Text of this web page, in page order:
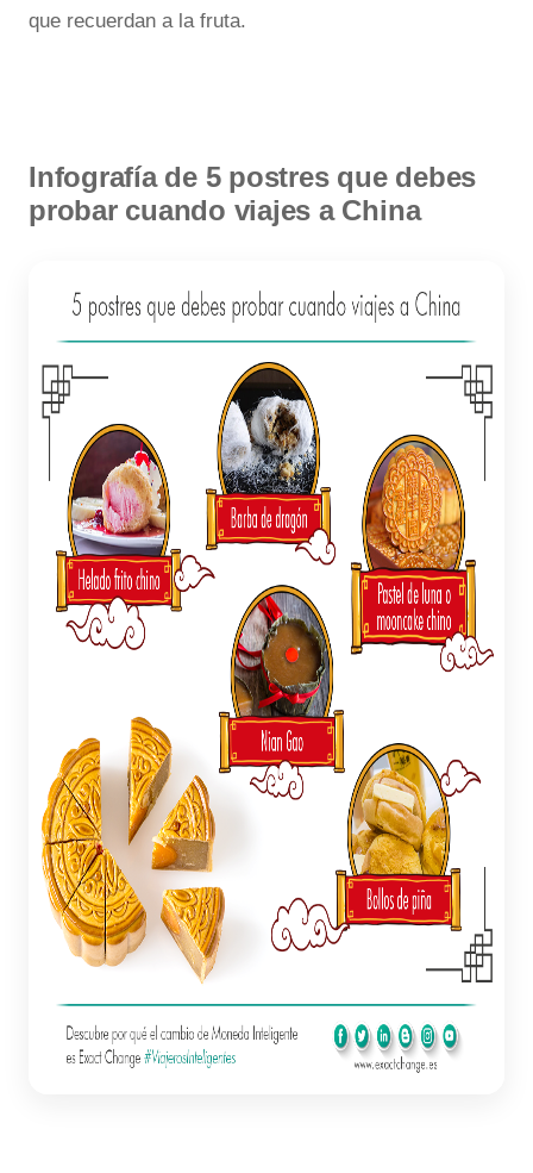
que recuerdan a la fruta.
Infografía de 5 postres que debes
probar cuando viajes a China